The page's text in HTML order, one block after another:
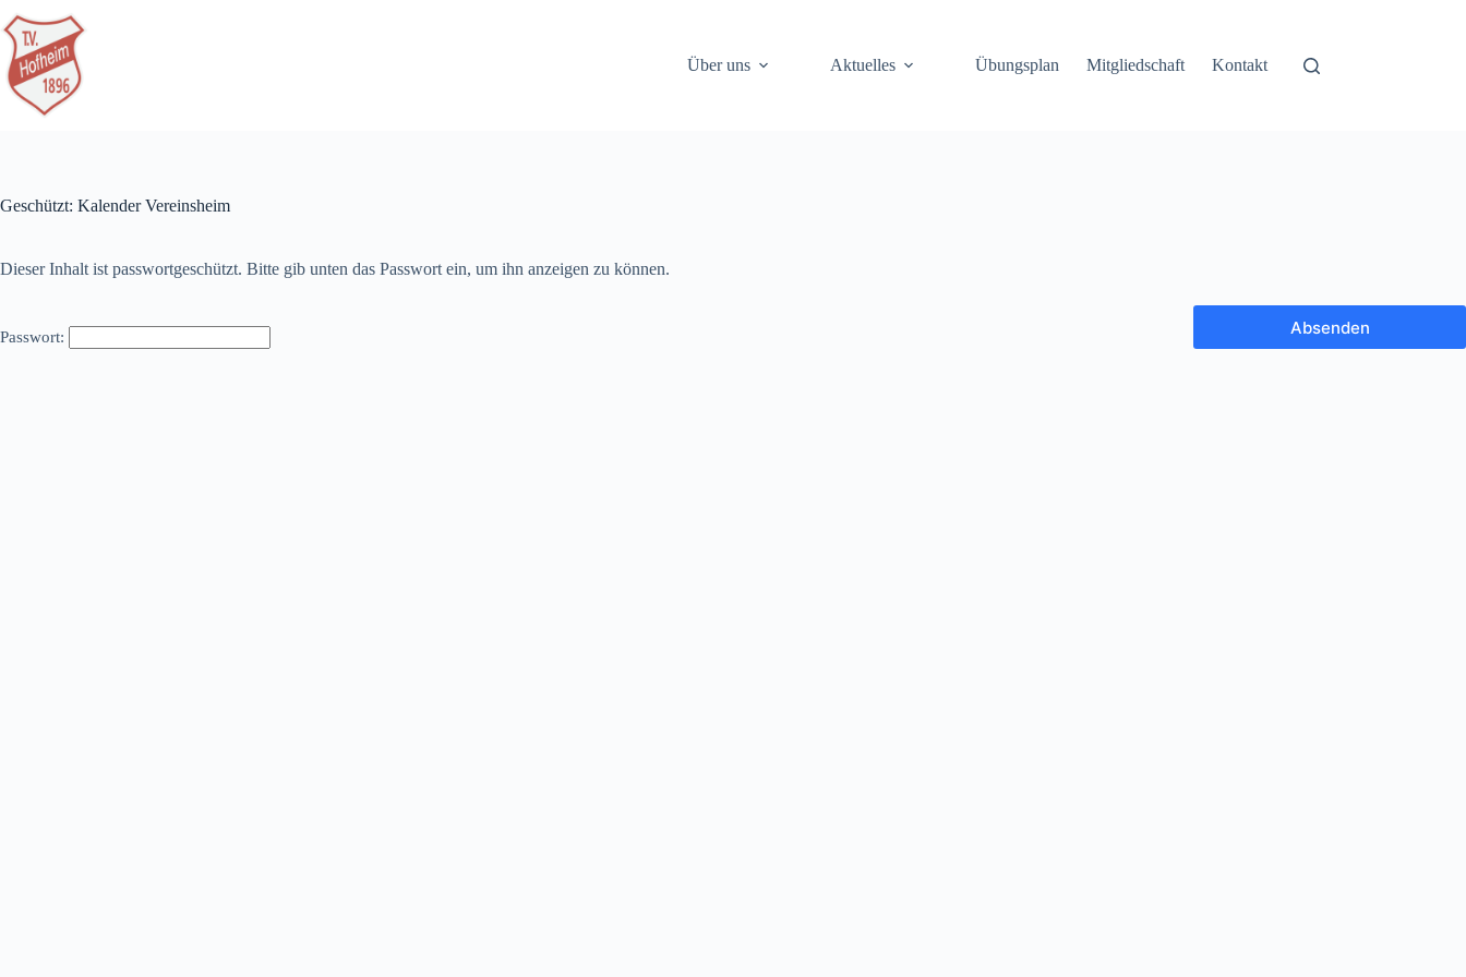
Inhalt
springen
Über uns
Aktuelles Übungsplan Mitgliedschaft Kontakt
Geschützt: Kalender Vereinsheim
Dieser Inhalt ist passwortgeschützt. Bitte gib unten das Passwort ein, um ihn anzeigen zu können.
Passwort: